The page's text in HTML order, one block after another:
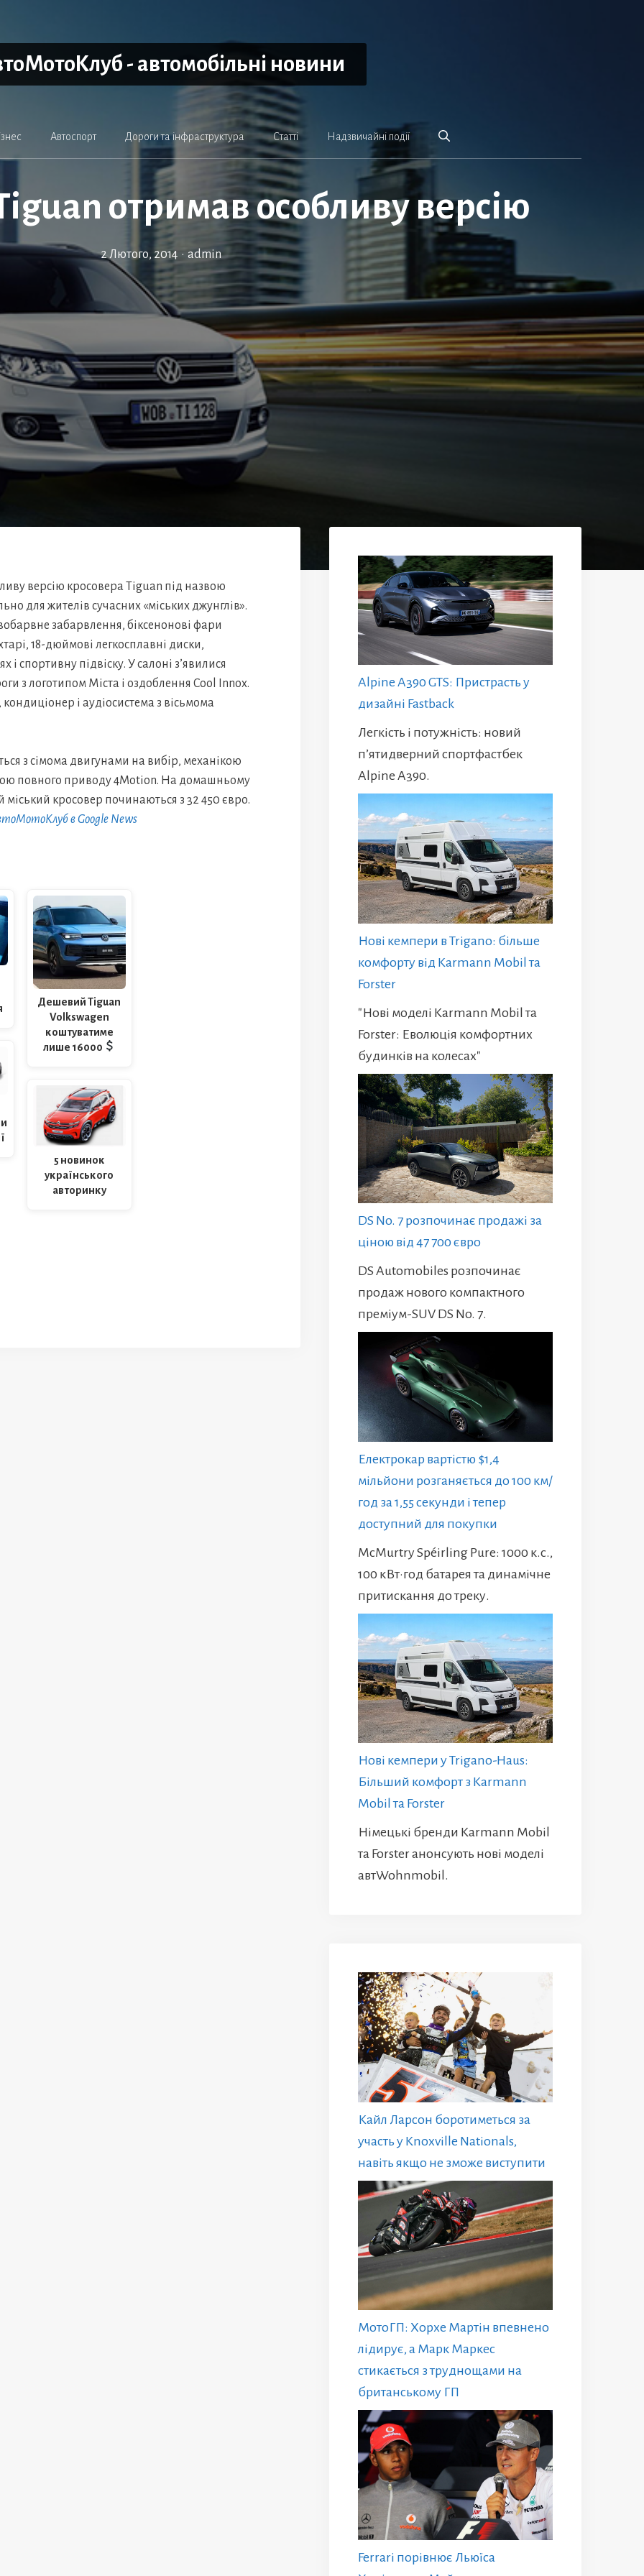
- автомобільні новини
Автоспорт Дороги та інфраструктура Статті Надзвичайні події
отримав особливу версію
2 Лютого, 2014 • admin
версію кросовера Tiguan під назвою
для жителів сучасних «міських джунглів».
забарвлення, біксенонові фари
18-дюймові легкосплавні диски,
спортивну підвіску. У салоні з’явилися
з логотипом Міста і оздоблення Cool Innox.
і аудіосистема з вісьмома
з сімома двигунами на вибір, механікою
повного приводу 4Motion. На домашньому
кросовер починаються з 32 450 євро.
в Google News
Дешевий Tiguan
Volkswagen
коштуватиме
лише 16000
5 новинок
українського
авторинку
Alpine A390 GTS: Пристрасть у
дизайні Fastback
Легкість і потужність: новий
п’ятидверний спортфастбек
Alpine A390.
Нові кемпери в Trigano: більше
комфорту від Karmann Mobil та
Forster
"Нові моделі Karmann Mobil та
Forster: Еволюція комфортних
будинків на колесах"
DS No. 7 розпочинає продажі за
ціною від 47 700 євро
DS Automobiles розпочинає
продаж нового компактного
преміум-SUV DS No. 7.
Електрокар вартістю $1,4
мільйони розганяється до 100 км/
год за 1,55 секунди і тепер
доступний для покупки
McMurtry Spéirling Pure: 1000 к.с.,
100 кВт·год батарея та динамічне
притискання до треку.
Нові кемпери у Trigano-Haus:
Більший комфорт з Karmann
Mobil та Forster
Німецькі бренди Karmann Mobil
та Forster анонсують нові моделі
автWohnmobil.
Кайл Ларсон боротиметься за
участь у Knoxville Nationals,
навіть якщо не зможе виступити
МотоГП: Хорхе Мартін впевнено
лідирує, а Марк Маркес
стикається з труднощами на
британському ГП
Ferrari порівнює Льюїса